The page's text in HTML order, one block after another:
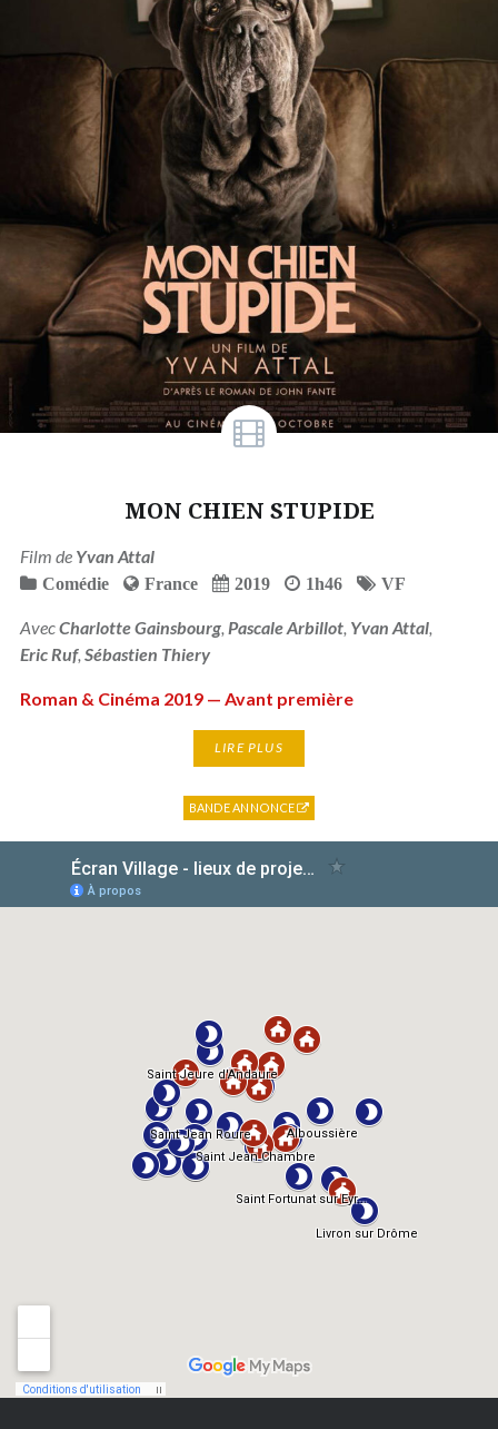
MON CHIEN STUPIDE
Film de Yvan Attal
Comédie France 2019 1h46 VF
AvecCharlotte Gainsbourg, Pascale Arbillot, Yvan Attal,
Eric Ruf, Sébastien Thiery
Roman & Cinéma 2019 — Avant première
LIRE PLUS
BANDE ANNONCE